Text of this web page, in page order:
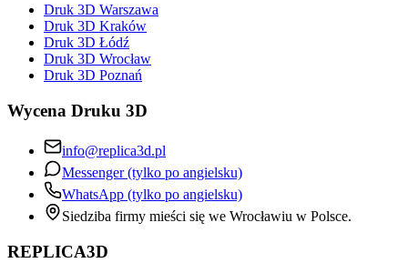
Druk 3D Warszawa
Druk 3D Kraków
Druk 3D Łódź
Druk 3D Wrocław
Druk 3D Poznań
Wycena Druku 3D
info@replica3d.pl
Messenger (tylko po angielsku)
WhatsApp (tylko po angielsku)
Siedziba firmy mieści się we Wrocławiu w Polsce.
REPLICA3D